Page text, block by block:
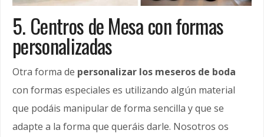
5. Centros de Mesa con formas
personalizadas
Otra forma de personalizar los meseros de boda
con formas especiales es utilizando algún material
que podáis manipular de forma sencilla y que se
adapte a la forma que queráis darle. Nosotros os